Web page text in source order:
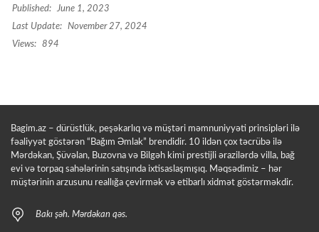
Published:
June 1, 2023
Last Update:
November 27, 2024
Views:
894
Bagim.az – dürüstlük, peşəkarlıq və müştəri məmnuniyyəti prinsipləri ilə
fəaliyyət göstərən “Bağım Əmlak” brendidir. 10 ildən çox təcrübə ilə
Mərdəkan, Şüvəlan, Buzovna və Bilgəh kimi prestijli ərazilərdə villa, bağ
evi və torpaq sahələrinin satışında ixtisaslaşmışıq. Məqsədimiz – hər
müştərinin arzusunu reallığa çevirmək və etibarlı xidmət göstərməkdir.
Bakı şəh. Mərdəkan qəs.